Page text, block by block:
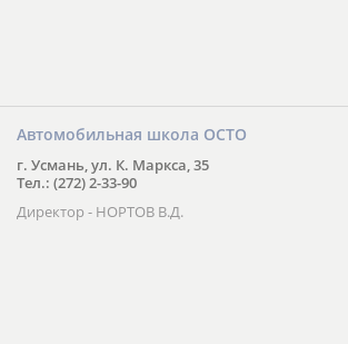
Автомобильная школа ОСТО
г. Усмань, ул. К. Маркса, 35
Тел.: (272) 2-33-90
Директор - НОРТОВ В.Д.